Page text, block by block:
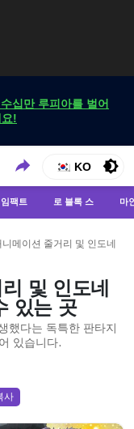
십만 루피아를 벌어
!
스
임 뉴스 받기
KO
팩트 로 블록 스 마
메이션 줄거리 및 인도네
및 인도네
있는 곳
했다는 독특한 판타지
있습니다.
사